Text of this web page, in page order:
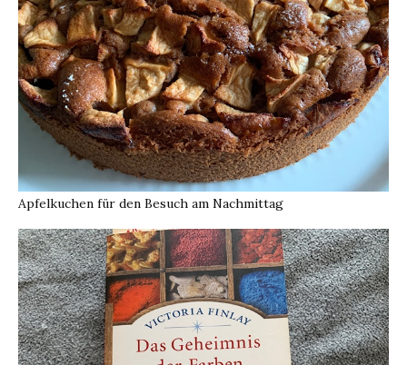
Apfelkuchen für den Besuch am Nachmittag